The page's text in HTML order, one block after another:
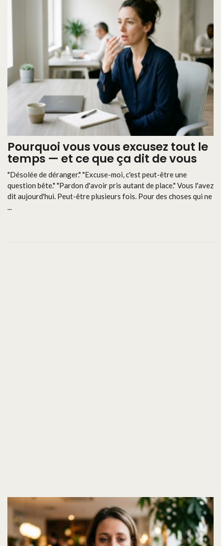
Pourquoi vous vous excusez tout le
temps — et ce que ça dit de vous
"Désolée de déranger." "Excuse-moi, c'est peut-être une
question bête." "Pardon d'avoir pris autant de place." Vous l'avez
dit aujourd'hui. Peut-être plusieurs fois. Pour des choses qui ne
...